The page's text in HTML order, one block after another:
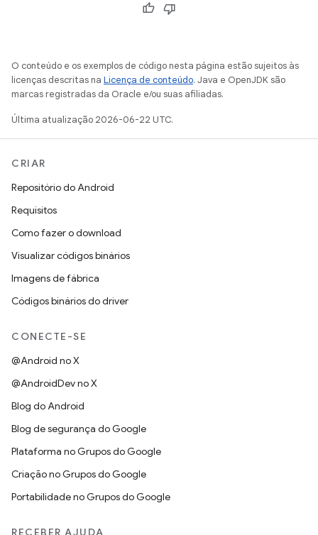
O conteúdo e os exemplos de código nesta página estão sujeitos às
licenças descritas na Licença de conteúdo. Java e OpenJDK são
marcas registradas da Oracle e/ou suas afiliadas.
Última atualização 2026-06-22 UTC.
CRIAR
Repositório do Android
Requisitos
Como fazer o download
Visualizar códigos binários
Imagens de fábrica
Códigos binários do driver
CONECTE-SE
@Android no X
@AndroidDev no X
Blog do Android
Blog de segurança do Google
Plataforma no Grupos do Google
Criação no Grupos do Google
Portabilidade no Grupos do Google
RECEBER AJUDA